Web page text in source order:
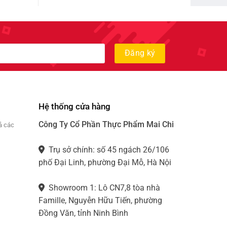
các
Hệ thống cửa hàng
Công Ty Cổ Phần Thực Phẩm Mai Chi
Trụ sở chính: số 45 ngách 26/106
phố Đại Linh, phường Đại Mỗ, Hà Nội
Showroom 1: Lô CN7,8 tòa nhà
Famille, Nguyễn Hữu Tiến, phường
Đồng Văn, tỉnh Ninh Bình